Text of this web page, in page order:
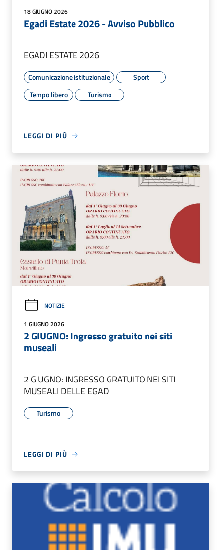
18 GIUGNO 2026
Egadi Estate 2026 - Avviso Pubblico
EGADI ESTATE 2026
Comunicazione istituzionale
Sport
Tempo libero
Turismo
LEGGI DI PIÙ
NOTIZIE
1 GIUGNO 2026
2 GIUGNO: Ingresso gratuito nei siti
museali
2 GIUGNO: INGRESSO GRATUITO NEI SITI
MUSEALI DELLE EGADI
Turismo
LEGGI DI PIÙ